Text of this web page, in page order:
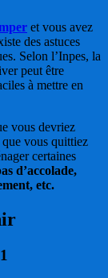
et vous avez
des astuces
Selon l’Inpes, la
peut être
à mettre en
vous devriez
que vous quittiez
certaines
d’accolade,
etc.